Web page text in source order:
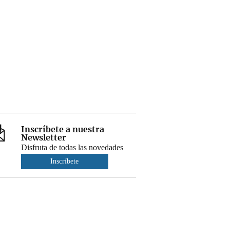
Inscríbete a nuestra
Newsletter
Disfruta de todas las novedades
Inscríbete